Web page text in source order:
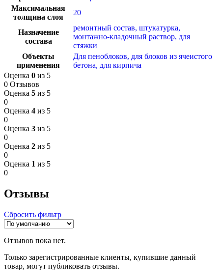
Максимальная
толщина слоя
20
Назначение
состава
ремонтный состав, штукатурка,
монтажно-кладочный раствор, для
стяжки
Объекты
применения
Для пеноблоков, для блоков из ячеистого
бетона, для кирпича
Оценка 0 из 5
0 Отзывов
Оценка 5 из 5
0
Оценка 4 из 5
0
Оценка 3 из 5
0
Оценка 2 из 5
0
Оценка 1 из 5
0
Отзывы
Сбросить фильтр
Отзывов пока нет.
Только зарегистрированные клиенты, купившие данный
товар, могут публиковать отзывы.